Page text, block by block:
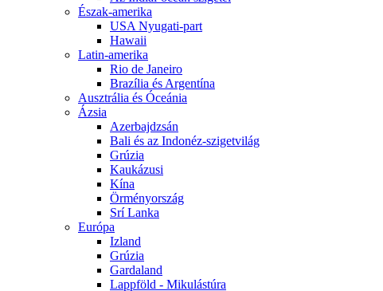
Észak-amerika
USA Nyugati-part
Hawaii
Latin-amerika
Rio de Janeiro
Brazília és Argentína
Ausztrália és Óceánia
Ázsia
Azerbajdzsán
Bali és az Indonéz-szigetvilág
Grúzia
Kaukázusi
Kína
Örményország
Srí Lanka
Európa
Izland
Grúzia
Gardaland
Lappföld - Mikulástúra